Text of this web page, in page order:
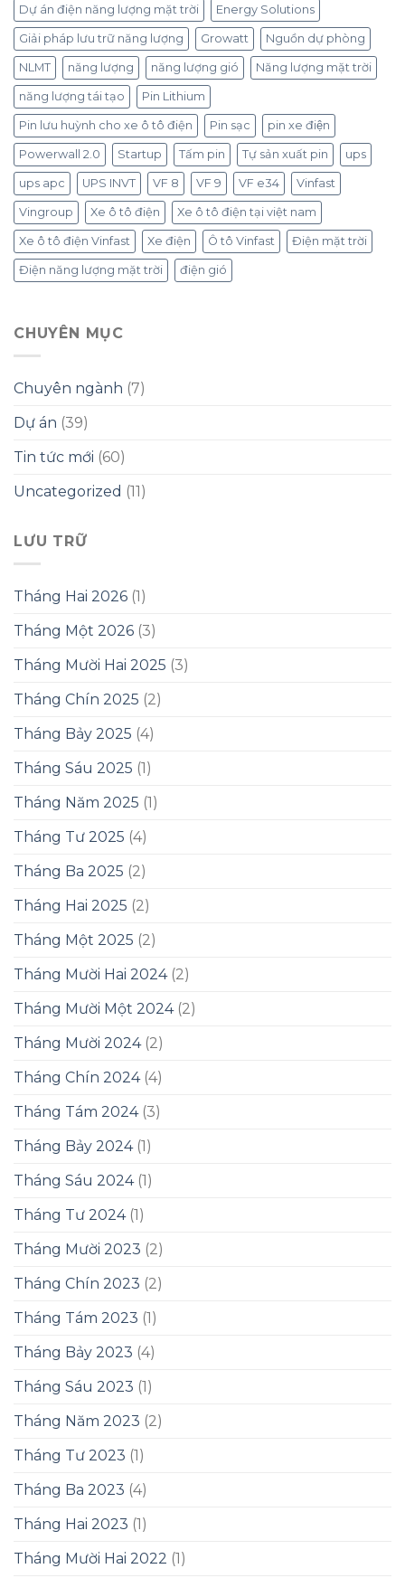
Dự án điện năng lượng mặt trời Energy Solutions
Giải pháp lưu trữ năng lượng Growatt Nguồn dự phòng
NLMT năng lượng năng lượng gió Năng lượng mặt trời
năng lượng tái tạo Pin Lithium
Pin lưu huỳnh cho xe ô tô điện Pin sạc pin xe điện
Powerwall 2.0 Startup Tấm pin Tự sản xuất pin ups
ups apc UPS INVT VF 8 VF 9 VF e34 Vinfast
Vingroup Xe ô tô điện Xe ô tô điện tại việt nam
Xe ô tô điện Vinfast Xe điện Ô tô Vinfast Điện mặt trời
Điện năng lượng mặt trời điện gió
CHUYÊN MỤC
Chuyên ngành (7)
Dự án (39)
Tin tức mới (60)
Uncategorized (11)
LƯU TRỮ
Tháng Hai 2026 (1)
Tháng Một 2026 (3)
Tháng Mười Hai 2025 (3)
Tháng Chín 2025 (2)
Tháng Bảy 2025 (4)
Tháng Sáu 2025 (1)
Tháng Năm 2025 (1)
Tháng Tư 2025 (4)
Tháng Ba 2025 (2)
Tháng Hai 2025 (2)
Tháng Một 2025 (2)
Tháng Mười Hai 2024(2)
Tháng Mười Một 2024(2)
Tháng Mười 2024(2)
Tháng Chín 2024(4)
Tháng Tám 2024(3)
Tháng Bảy 2024(1)
Tháng Sáu 2024(1)
Tháng Tư 2024(1)
Tháng Mười 2023 (2)
Tháng Chín 2023 (2)
Tháng Tám 2023 (1)
Tháng Bảy 2023 (4)
Tháng Sáu 2023 (1)
Tháng Năm 2023 (2)
Tháng Tư 2023 (1)
Tháng Ba 2023 (4)
Tháng Hai 2023 (1)
Tháng Mười Hai 2022 (1)